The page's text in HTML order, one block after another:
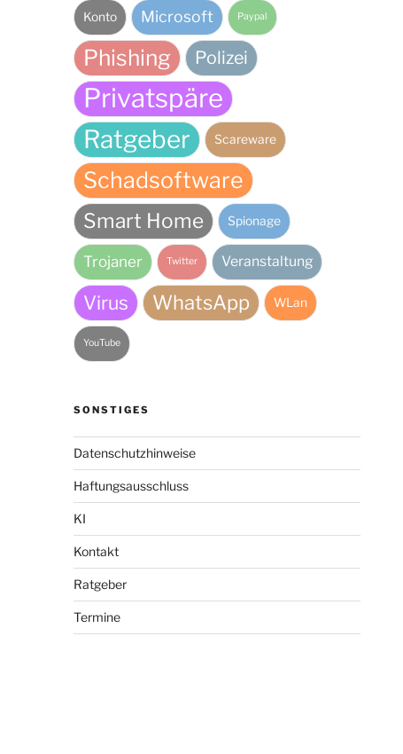
Konto Microsoft Paypal
Phishing Polizei
Privatspäre
Ratgeber Scareware
Schadsoftware
Smart Home Spionage
Trojaner Twitter Veranstaltung
Virus WhatsApp WLan
YouTube
SONSTIGES
Datenschutzhinweise
Haftungsausschluss
KI
Kontakt
Ratgeber
Termine